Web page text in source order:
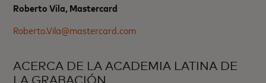
Roberto Vila, Mastercard
Roberto.Vila@mastercard.com
ACERCA DE LA ACADEMIA LATINA DE